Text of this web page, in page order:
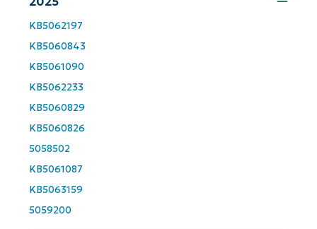
KB5062197
KB5060843
KB5061090
KB5062233
KB5060829
KB5060826
5058502
KB5061087
KB5063159
5059200
name*